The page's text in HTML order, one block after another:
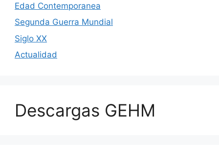
Edad Contemporanea
Segunda Guerra Mundial
Siglo XX
Actualidad
Descargas GEHM